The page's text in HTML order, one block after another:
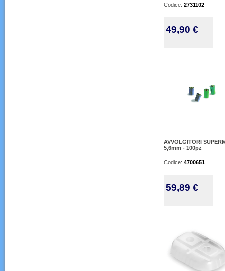
Codice: 2731102
49,90 €
AVVOLGITORI
5,6mm - 100pz
Codice: 4700651
59,89 €